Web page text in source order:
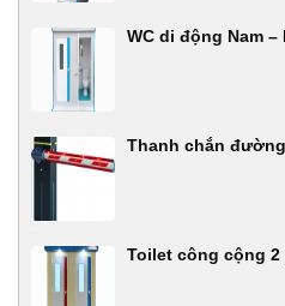
WC di động Nam –
Thanh chắn
Toilet công cộng 2